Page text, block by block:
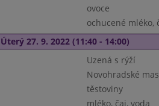
ovoce
ochucené mléko,
Úterý 27. 9. 2022 (11:40 - 14:00)
Uzená s rýží
Novohradské
těstoviny
mléko, čaj, voda